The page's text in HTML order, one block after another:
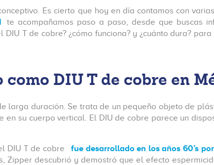
Es cierto que hoy en día contamos con
te acompañamos paso a paso, desde que buscas
T de cobre? ¿cómo funciona? y ¿cuánto dura?
DIU T de cobre en
larga duración. Se trata de un pequeño objeto de
su cuerpo vertical. El DIU de cobre parece un
DIU T de cobre fue desarrollado en los años 60’s
descubrió y demostró que el efecto